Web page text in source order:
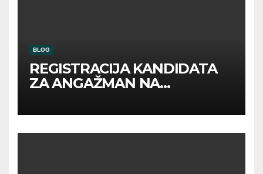
BLOG
REGISTRACIJA KANDIDATA
ZA ANGAŽMAN NA